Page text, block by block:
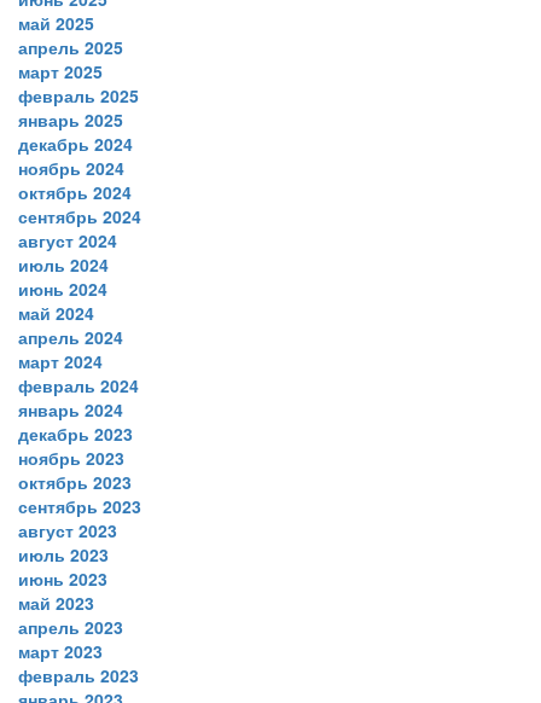
май 2025
апрель 2025
март 2025
февраль 2025
январь 2025
декабрь 2024
ноябрь 2024
октябрь 2024
сентябрь 2024
август 2024
июль 2024
июнь 2024
май 2024
апрель 2024
март 2024
февраль 2024
январь 2024
декабрь 2023
ноябрь 2023
октябрь 2023
сентябрь 2023
август 2023
июль 2023
июнь 2023
май 2023
апрель 2023
март 2023
февраль 2023